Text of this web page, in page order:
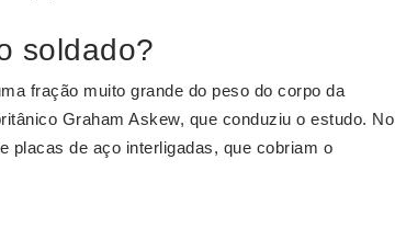
soldado?
fração muito grande do peso do corpo da
Graham Askew, que conduziu o estudo. No
placas de aço interligadas, que cobriam o